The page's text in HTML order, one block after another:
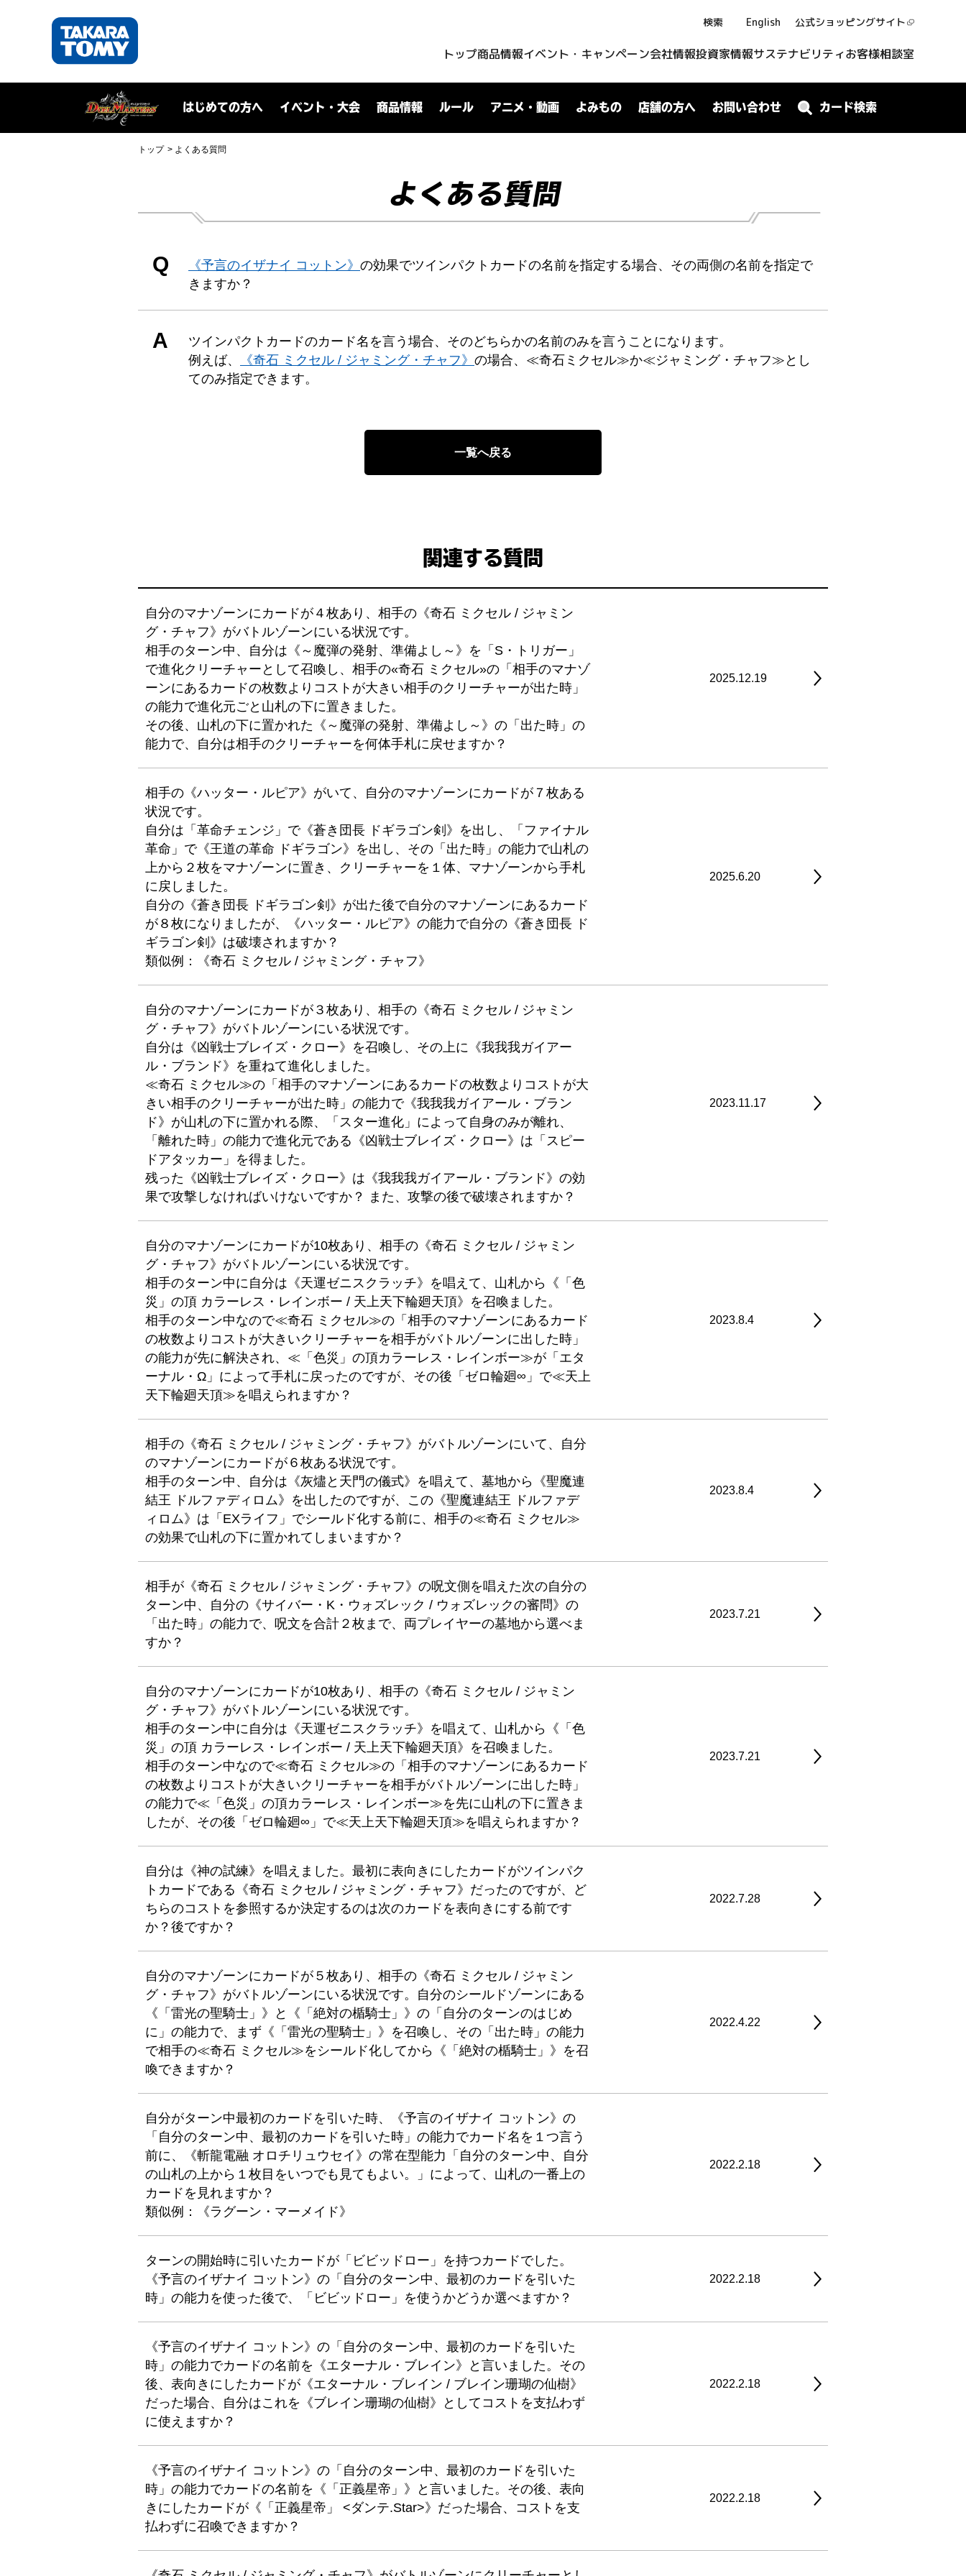
検索 English 公式ショッピングサイト
トップ商品情報イベント・キャンペーン会社情報投資家情報サステナビリティお客様相談室
はじめての方へ イベント・大会 商品情報 ルール アニメ・動画 よみもの 店舗の方へ お問い合わせ カード検索
トップ よくある質問
よくある質問
Q 《予言のイザナイ コットン》 の効果でツインパクトカードの名前を指定する場合、その両側の名前を指定で
きますか？
A
ツインパクトカードのカード名を言う場合、そのどちらかの名前のみを言うことになります。
例えば、
《奇石 ミクセル / ジャミング・チャフ》 の場合、≪奇石ミクセル≫か≪ジャミング・チャフ≫とし
てのみ指定できます。
一覧へ戻る
関連する質問
自分のマナゾーンにカードが４枚あり、相手の《奇石 ミクセル / ジャミン
グ・チャフ》がバトルゾーンにいる状況です。
相手のターン中、自分は《～魔弾の発射、準備よし～》を「S・トリガー」
で進化クリーチャーとして召喚し、相手の«奇石 ミクセル»の「相手のマナゾ
ーンにあるカードの枚数よりコストが大きい相手のクリーチャーが出た時」
の能力で進化元ごと山札の下に置きました。
その後、山札の下に置かれた《～魔弾の発射、準備よし～》の「出た時」の
能力で、自分は相手のクリーチャーを何体手札に戻せますか？
2025.12.19
相手の《ハッター・ルピア》がいて、自分のマナゾーンにカードが７枚ある
状況です。
自分は「革命チェンジ」で《蒼き団長 ドギラゴン剣》を出し、「ファイナル
革命」で《王道の革命 ドギラゴン》を出し、その「出た時」の能力で山札の
上から２枚をマナゾーンに置き、クリーチャーを１体、マナゾーンから手札
に戻しました。
自分の《蒼き団長 ドギラゴン剣》が出た後で自分のマナゾーンにあるカード
が８枚になりましたが、《ハッター・ルピア》の能力で自分の《蒼き団長 ド
ギラゴン剣》は破壊されますか？
類似例：《奇石 ミクセル / ジャミング・チャフ》
2025.6.20
自分のマナゾーンにカードが３枚あり、相手の《奇石 ミクセル / ジャミン
グ・チャフ》がバトルゾーンにいる状況です。
自分は《凶戦士ブレイズ・クロー》を召喚し、その上に《我我我ガイアー
ル・ブランド》を重ねて進化しました。
≪奇石 ミクセル≫の「相手のマナゾーンにあるカードの枚数よりコストが大
きい相手のクリーチャーが出た時」の能力で《我我我ガイアール・ブラン
ド》が山札の下に置かれる際、「スター進化」によって自身のみが離れ、
「離れた時」の能力で進化元である《凶戦士ブレイズ・クロー》は「スピー
ドアタッカー」を得ました。
残った《凶戦士ブレイズ・クロー》は《我我我ガイアール・ブランド》の効
果で攻撃しなければいけないですか？ また、攻撃の後で破壊されますか？
2023.11.17
自分のマナゾーンにカードが10枚あり、相手の《奇石 ミクセル / ジャミン
グ・チャフ》がバトルゾーンにいる状況です。
相手のターン中に自分は《天運ゼニスクラッチ》を唱えて、山札から《「色
災」の頂 カラーレス・レインボー / 天上天下輪廻天頂》を召喚ました。
相手のターン中なので≪奇石 ミクセル≫の「相手のマナゾーンにあるカード
の枚数よりコストが大きいクリーチャーを相手がバトルゾーンに出した時」
の能力が先に解決され、≪「色災」の頂カラーレス・レインボー≫が「エタ
ーナル・Ω」によって手札に戻ったのですが、その後「ゼロ輪廻∞」で≪天上
天下輪廻天頂≫を唱えられますか？
2023.8.4
相手の《奇石 ミクセル / ジャミング・チャフ》がバトルゾーンにいて、自分
のマナゾーンにカードが６枚ある状況です。
相手のターン中、自分は《灰燼と天門の儀式》を唱えて、墓地から《聖魔連
結王 ドルファディロム》を出したのですが、この《聖魔連結王 ドルファデ
ィロム》は「EXライフ」でシールド化する前に、相手の≪奇石 ミクセル≫
の効果で山札の下に置かれてしまいますか？
2023.8.4
相手が《奇石 ミクセル / ジャミング・チャフ》の呪文側を唱えた次の自分の
ターン中、自分の《サイバー・K・ウォズレック / ウォズレックの審問》の
「出た時」の能力で、呪文を合計２枚まで、両プレイヤーの墓地から選べま
すか？
2023.7.21
自分のマナゾーンにカードが10枚あり、相手の《奇石 ミクセル / ジャミン
グ・チャフ》がバトルゾーンにいる状況です。
相手のターン中に自分は《天運ゼニスクラッチ》を唱えて、山札から《「色
災」の頂 カラーレス・レインボー / 天上天下輪廻天頂》を召喚ました。
相手のターン中なので≪奇石 ミクセル≫の「相手のマナゾーンにあるカード
の枚数よりコストが大きいクリーチャーを相手がバトルゾーンに出した時」
の能力で≪「色災」の頂カラーレス・レインボー≫を先に山札の下に置きま
したが、その後「ゼロ輪廻∞」で≪天上天下輪廻天頂≫を唱えられますか？
2023.7.21
自分は《神の試練》を唱えました。最初に表向きにしたカードがツインパク
トカードである《奇石 ミクセル / ジャミング・チャフ》だったのですが、ど
ちらのコストを参照するか決定するのは次のカードを表向きにする前です
か？後ですか？
2022.7.28
自分のマナゾーンにカードが５枚あり、相手の《奇石 ミクセル / ジャミン
グ・チャフ》がバトルゾーンにいる状況です。自分のシールドゾーンにある
《「雷光の聖騎士」》と《「絶対の楯騎士」》の「自分のターンのはじめ
に」の能力で、まず《「雷光の聖騎士」》を召喚し、その「出た時」の能力
で相手の≪奇石 ミクセル≫をシールド化してから《「絶対の楯騎士」》を召
喚できますか？
2022.4.22
自分がターン中最初のカードを引いた時、《予言のイザナイ コットン》の
「自分のターン中、最初のカードを引いた時」の能力でカード名を１つ言う
前に、《斬龍電融 オロチリュウセイ》の常在型能力「自分のターン中、自分
の山札の上から１枚目をいつでも見てもよい。」によって、山札の一番上の
カードを見れますか？
類似例：《ラグーン・マーメイド》
2022.2.18
ターンの開始時に引いたカードが「ビビッドロー」を持つカードでした。
《予言のイザナイ コットン》の「自分のターン中、最初のカードを引いた
時」の能力を使った後で、「ビビッドロー」を使うかどうか選べますか？
2022.2.18
《予言のイザナイ コットン》の「自分のターン中、最初のカードを引いた
時」の能力でカードの名前を《エターナル・ブレイン》と言いました。その
後、表向きにしたカードが《エターナル・ブレイン / ブレイン珊瑚の仙樹》
だった場合、自分はこれを《ブレイン珊瑚の仙樹》としてコストを支払わず
に使えますか？
2022.2.18
《予言のイザナイ コットン》の「自分のターン中、最初のカードを引いた
時」の能力でカードの名前を《「正義星帝」》と言いました。その後、表向
きにしたカードが《「正義星帝」 <ダンテ.Star>》だった場合、コストを支
払わずに召喚できますか？
2022.2.18